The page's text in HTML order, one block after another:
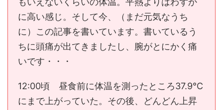
に高い感じ。そして今、（まだ元気なうち
に）この記事を書いています。書いているう
ちに頭痛が出てきましたし、腕がとにかく痛
いです・・・
12:00頃 昼食前に体温を測ったところ37.9℃
にまで上がっていた。その後、どんどん上昇